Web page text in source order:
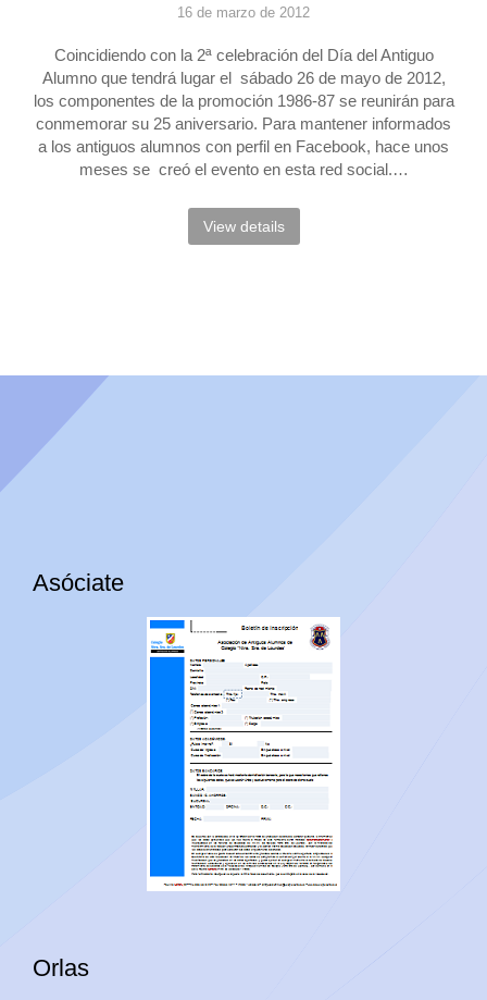
16 de marzo de 2012
Coincidiendo con la 2ª celebración del Día del Antiguo
Alumno que tendrá lugar el sábado 26 de mayo de 2012,
los componentes de la promoción 1986-87 se reunirán para
conmemorar su 25 aniversario. Para mantener informados
a los antiguos alumnos con perfil en Facebook, hace unos
meses se creó el evento en esta red social.…
View details
Asóciate
Orlas